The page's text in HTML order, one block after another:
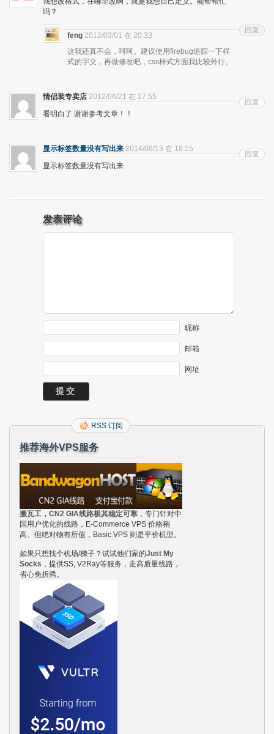
吗？
feng 2012/03/01 在 20:33
这我还真不会，呵呵。建议使用firebug追踪一下样
式的字义，再做修改吧，css样式方面我比较外行。
回复
情侣装专卖店 2012/06/21 在 17:55
看明白了 谢谢参考文章！！
回复
显示标签数量没有写出来 2014/06/13 在 18:15
显示标签数量没有写出来
回复
发表评论
昵称
邮箱
网址
RSS 订阅
推荐海外VPS服务
搬瓦工，CN2 GIA线路极其稳定可靠 ，专门针对中
国用户优化的线路，E-Commerce VPS 价格稍
高、但绝对物有所值，Basic VPS 则是平价机型。
如果只想找个机场/梯子？试试他们家的Just My
Socks ，提供SS, V2Ray等服务，走高质量线路，
省心免折腾。